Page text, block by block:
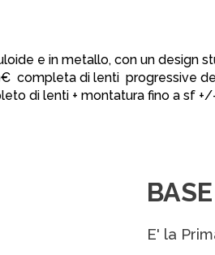
e in metallo, con un design
completa di lenti progressive
di lenti + montatura fino a sf
BASE
E' la